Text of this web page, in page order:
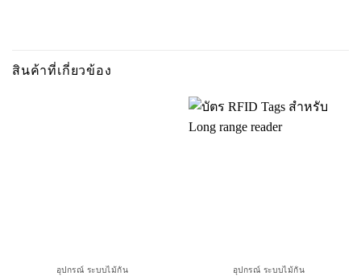
สินค้าที่เกี่ยวข้อง
อุปกรณ์ ระบบไม้กั้น อุปกรณ์ ระบบไม้กั้น